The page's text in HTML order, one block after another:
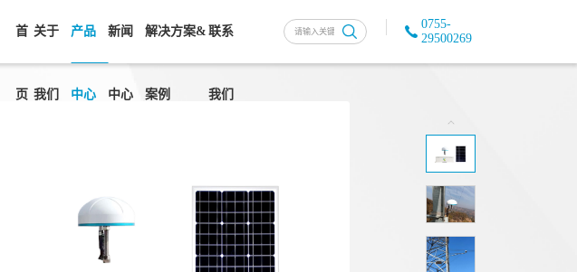
首
页
关于
我们
产品
中心
新闻
中心
解决方案&
案例
联系
我们
0755-
29500269